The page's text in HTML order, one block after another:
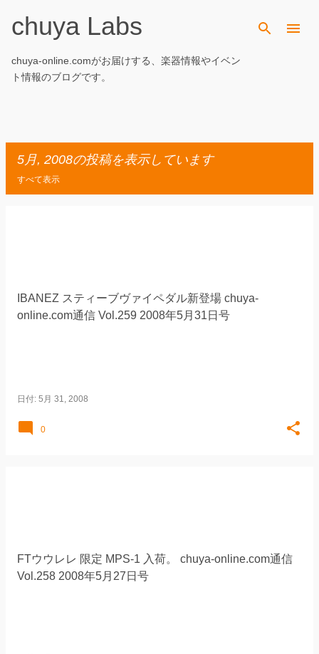
スキップしてメイン コンテンツに移動
chuya Labs
chuya-online.comがお届けする、楽器情報やイベン
ト情報のブログです。
5月, 2008の投稿を表示しています
すべて表示
IBANEZ スティーブヴァイペダル新登場 chuya-
online.com通信 Vol.259 2008年5月31日号
日付: 5月 31, 2008
0
FTウウレレ 限定 MPS-1 入荷。 chuya-online.com通信
Vol.258 2008年5月27日号